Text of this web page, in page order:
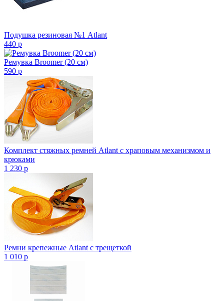
Подушка резиновая №1 Atlant
440 p
Ремувка Broomer (20 см)
590 p
Комплект стяжных ремней Atlant с храповым механизмом и
крюками
1 230 p
Ремни крепежные Atlant с трещеткой
1 010 p